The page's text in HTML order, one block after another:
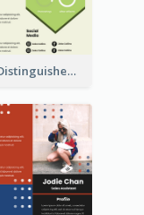
Green Distinguished Resume